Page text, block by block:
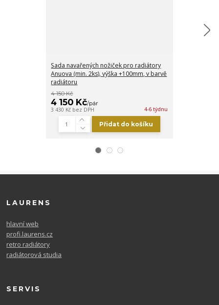
Sada navařených nožiček pro radiátory
Anuova (min. 2ks), výška +100mm, v barvě
radiátoru
4 150 Kč
4 150 Kč/pár
3 430 Kč bez DPH 4-6 týdnu
Přidat do košíku
LAURENS
hlavní web
profi.laurens.cz
retro radiátory
radiátorová studia
SERVIS